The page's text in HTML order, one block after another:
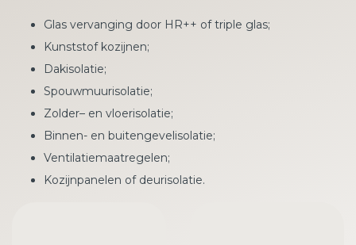
Glas vervanging door HR++ of triple glas;
Kunststof kozijnen;
Dakisolatie;
Spouwmuurisolatie;
Zolder– en vloerisolatie;
Binnen- en buitengevelisolatie;
Ventilatiemaatregelen;
Kozijnpanelen of deurisolatie.